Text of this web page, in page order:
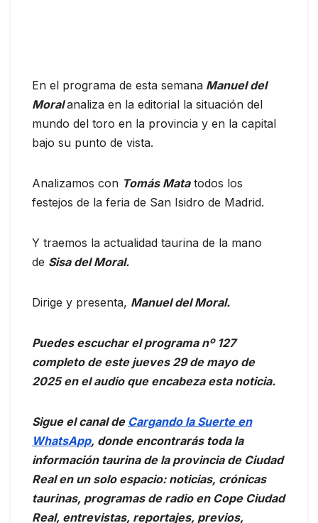
En el programa de esta semana Manuel del
Moralanaliza en la editorial la situación del
mundo del toro en la provincia y en la capital
bajo su punto de vista.
Analizamos con Tomás Matatodos los
festejos de la feria de San Isidro de Madrid.
Y traemos la actualidad taurina de la mano
de Sisa del Moral.
Dirige y presenta, Manuel del Moral.
Puedes escuchar el programa nº 127
completo de este jueves 29 de mayo de
2025 en el audio que encabeza esta noticia.
Sigue el canal de Cargando la Suerte en
WhatsApp, donde encontrarás toda la
información taurina de la provincia de Ciudad
Real en un solo espacio: noticias, crónicas
taurinas, programas de radio en Cope Ciudad
Real, entrevistas, reportajes, previos,